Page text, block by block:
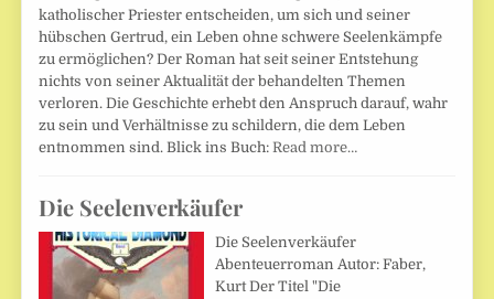
katholischer Priester entscheiden, um sich und seiner
hübschen Gertrud, ein Leben ohne schwere Seelenkämpfe
zu ermöglichen? Der Roman hat seit seiner Entstehung
nichts von seiner Aktualität der behandelten Themen
verloren. Die Geschichte erhebt den Anspruch darauf, wahr
zu sein und Verhältnisse zu schildern, die dem Leben
entnommen sind. Blick ins Buch:Read more…
Die Seelenverkäufer
Die Seelenverkäufer
Abenteuerroman Autor: Faber,
Kurt Der Titel "Die